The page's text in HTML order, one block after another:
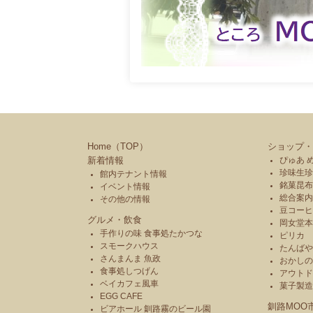
Home（TOP）
新着情報
館内テナント情報
イベント情報
その他の情報
グルメ・飲食
手作りの味 食事処たかつな
スモークハウス
さんまんま 魚政
食事処しつげん
ベイカフェ風車
EGG CAFE
ビアホール 釧路霧のビール園
ショップ
ぴゅあ
珍味生
銘菓昆
総合案
豆コー
岡女堂
ピリカ
たんばや
おかし
アウト
菓子製
釧路MOO